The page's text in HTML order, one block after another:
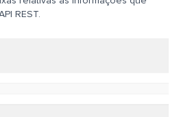
REST.